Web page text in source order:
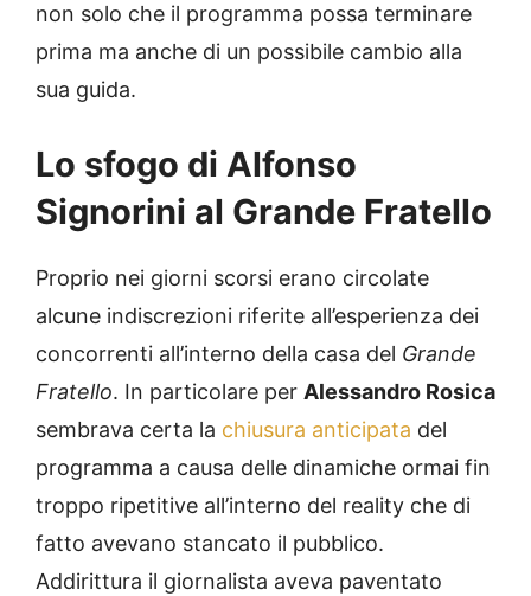
non solo che il programma possa terminare
prima ma anche di un possibile cambio alla
sua guida.
Lo sfogo di Alfonso
Signorini al Grande Fratello
Proprio nei giorni scorsi erano circolate
alcune indiscrezioni riferite all’esperienza dei
concorrenti all’interno della casa del Grande
Fratello. In particolare per Alessandro Rosica
sembrava certa la chiusura anticipata del
programma a causa delle dinamiche ormai fin
troppo ripetitive all’interno del reality che di
fatto avevano stancato il pubblico.
Addirittura il giornalista aveva paventato